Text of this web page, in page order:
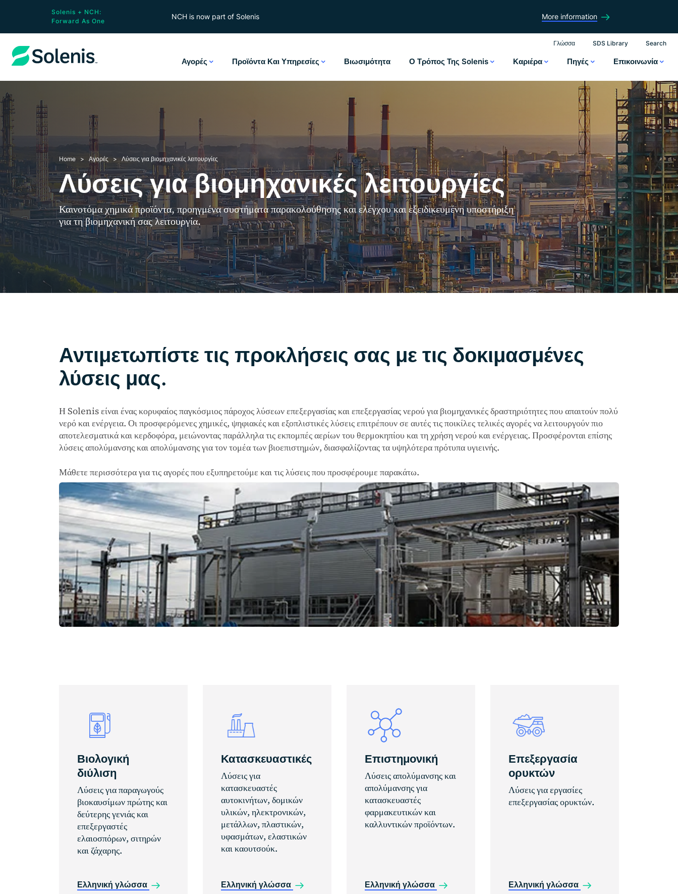
Solenis + NCH:
Forward As One
NCH is now part of Solenis More information
Γλώσσα SDS Library Search
Αγορές Προϊόντα Και Υπηρεσίες Βιωσιμότητα Ο Τρόπος Της Solenis Καριέρα Πηγές Επικοινωνία
Home Αγορές Λύσεις για βιομηχανικές λειτουργίες
Λύσεις για βιομηχανικές λειτουργίες
Καινοτόμα χημικά προϊόντα, προηγμένα συστήματα παρακολούθησης και ελέγχου και εξειδικευμένη υποστήριξη
για τη βιομηχανική σας λειτουργία.
Αντιμετωπίστε τις προκλήσεις σας με τις δοκιμασμένες
λύσεις μας.
Η Solenis είναι ένας κορυφαίος παγκόσμιος πάροχος λύσεων επεξεργασίας και επεξεργασίας νερού για βιομηχανικές δραστηριότητες που απαιτούν πολύ
νερό και ενέργεια. Οι προσφερόμενες χημικές, ψηφιακές και εξοπλιστικές λύσεις επιτρέπουν σε αυτές τις ποικίλες τελικές αγορές να λειτουργούν πιο
αποτελεσματικά και κερδοφόρα, μειώνοντας παράλληλα τις εκπομπές αερίων του θερμοκηπίου και τη χρήση νερού και ενέργειας. Προσφέρονται επίσης
λύσεις απολύμανσης και απολύμανσης για τον τομέα των βιοεπιστημών, διασφαλίζοντας τα υψηλότερα πρότυπα υγιεινής.
Μάθετε περισσότερα για τις αγορές που εξυπηρετούμε και τις λύσεις που προσφέρουμε παρακάτω.
Βιολογική
διύλιση
Λύσεις για παραγωγούς
βιοκαυσίμων πρώτης και
δεύτερης γενιάς και
επεξεργαστές
ελαιοσπόρων, σιτηρών
και ζάχαρης.
Ελληνική γλώσσα
Κατασκευαστικές
Λύσεις για
κατασκευαστές
αυτοκινήτων, δομικών
υλικών, ηλεκτρονικών,
μετάλλων, πλαστικών,
υφασμάτων, ελαστικών
και καουτσούκ.
Ελληνική γλώσσα
Επιστημονική
Λύσεις απολύμανσης και
απολύμανσης για
κατασκευαστές
φαρμακευτικών και
καλλυντικών προϊόντων.
Ελληνική γλώσσα
Επεξεργασία
ορυκτών
Λύσεις για εργασίες
επεξεργασίας ορυκτών.
Ελληνική γλώσσα